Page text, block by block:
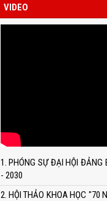
VIDEO
1. PHÓNG SỰ ĐẠI HỘI ĐẢNG
- 2030
2. HỘI THẢO KHOA HỌC "70